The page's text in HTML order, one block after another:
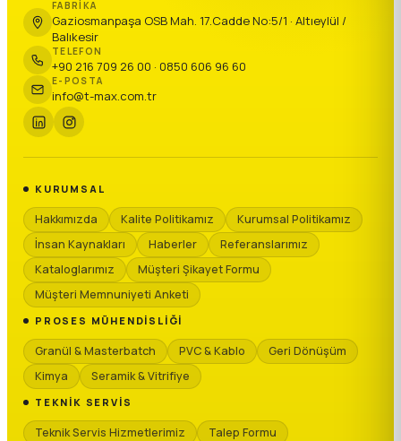
FABRIKA
Gaziosmanpaşa OSB Mah. 17.Cadde No:5/1 · Altıeylül /
Balıkesir
TELEFON
+90 216 709 26 00 · 0850 606 96 60
E-POSTA
info@t-max.com.tr
KURUMSAL
Hakkımızda Kalite Politikamız
Kurumsal Politikamız
İnsan Kaynakları
Haberler
Referanslarımız
Kataloglarımız
Müşteri Şikayet Formu
Müşteri Memnuniyeti Anketi
PROSES MÜHENDISLIĞI
Granül & Masterbatch PVC & Kablo
Geri Dönüşüm
Kimya
Seramik & Vitrifiye
TEKNIK SERVIS
Teknik Servis Hizmetlerimiz
Talep Formu